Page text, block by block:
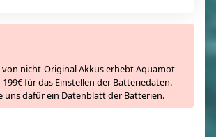
von nicht-Original Akkus erhebt Aquamot
für das Einstellen der Batteriedaten.
uns dafür ein Datenblatt der Batterien.